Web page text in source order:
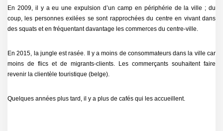
En 2009, il y a eu une expulsion d’un camp en périphérie de la ville ; du
coup, les personnes exilées se sont rapprochées du centre en vivant dans
des squats et en fréquentant davantage les commerces du centre-ville.
En 2015, la jungle est rasée. Il y a moins de consommateurs dans la ville car
moins de flics et de migrants-clients. Les commerçants souhaitent faire
revenir la clientèle touristique (belge).
Quelques années plus tard, il y a plus de cafés qui les accueillent.